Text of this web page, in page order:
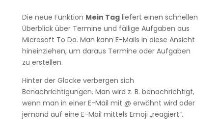
Die neue Funktion Mein Tagliefert einen schnellen
Überblick über Termine und fällige Aufgaben aus
Microsoft To Do. Man kann E-Mails in diese Ansicht
hineinziehen, um daraus Termine oder Aufgaben
zu erstellen.
Hinter der Glocke verbergen sich
Benachrichtigungen. Man wird z. B. benachrichtigt,
wenn man in einer E-Mail mit @ erwähnt wird oder
jemand auf eine E-Mail mittels Emoji „reagiert“.